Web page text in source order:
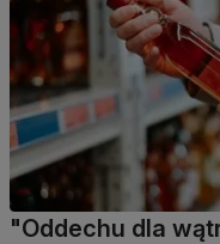
"Oddechu dla